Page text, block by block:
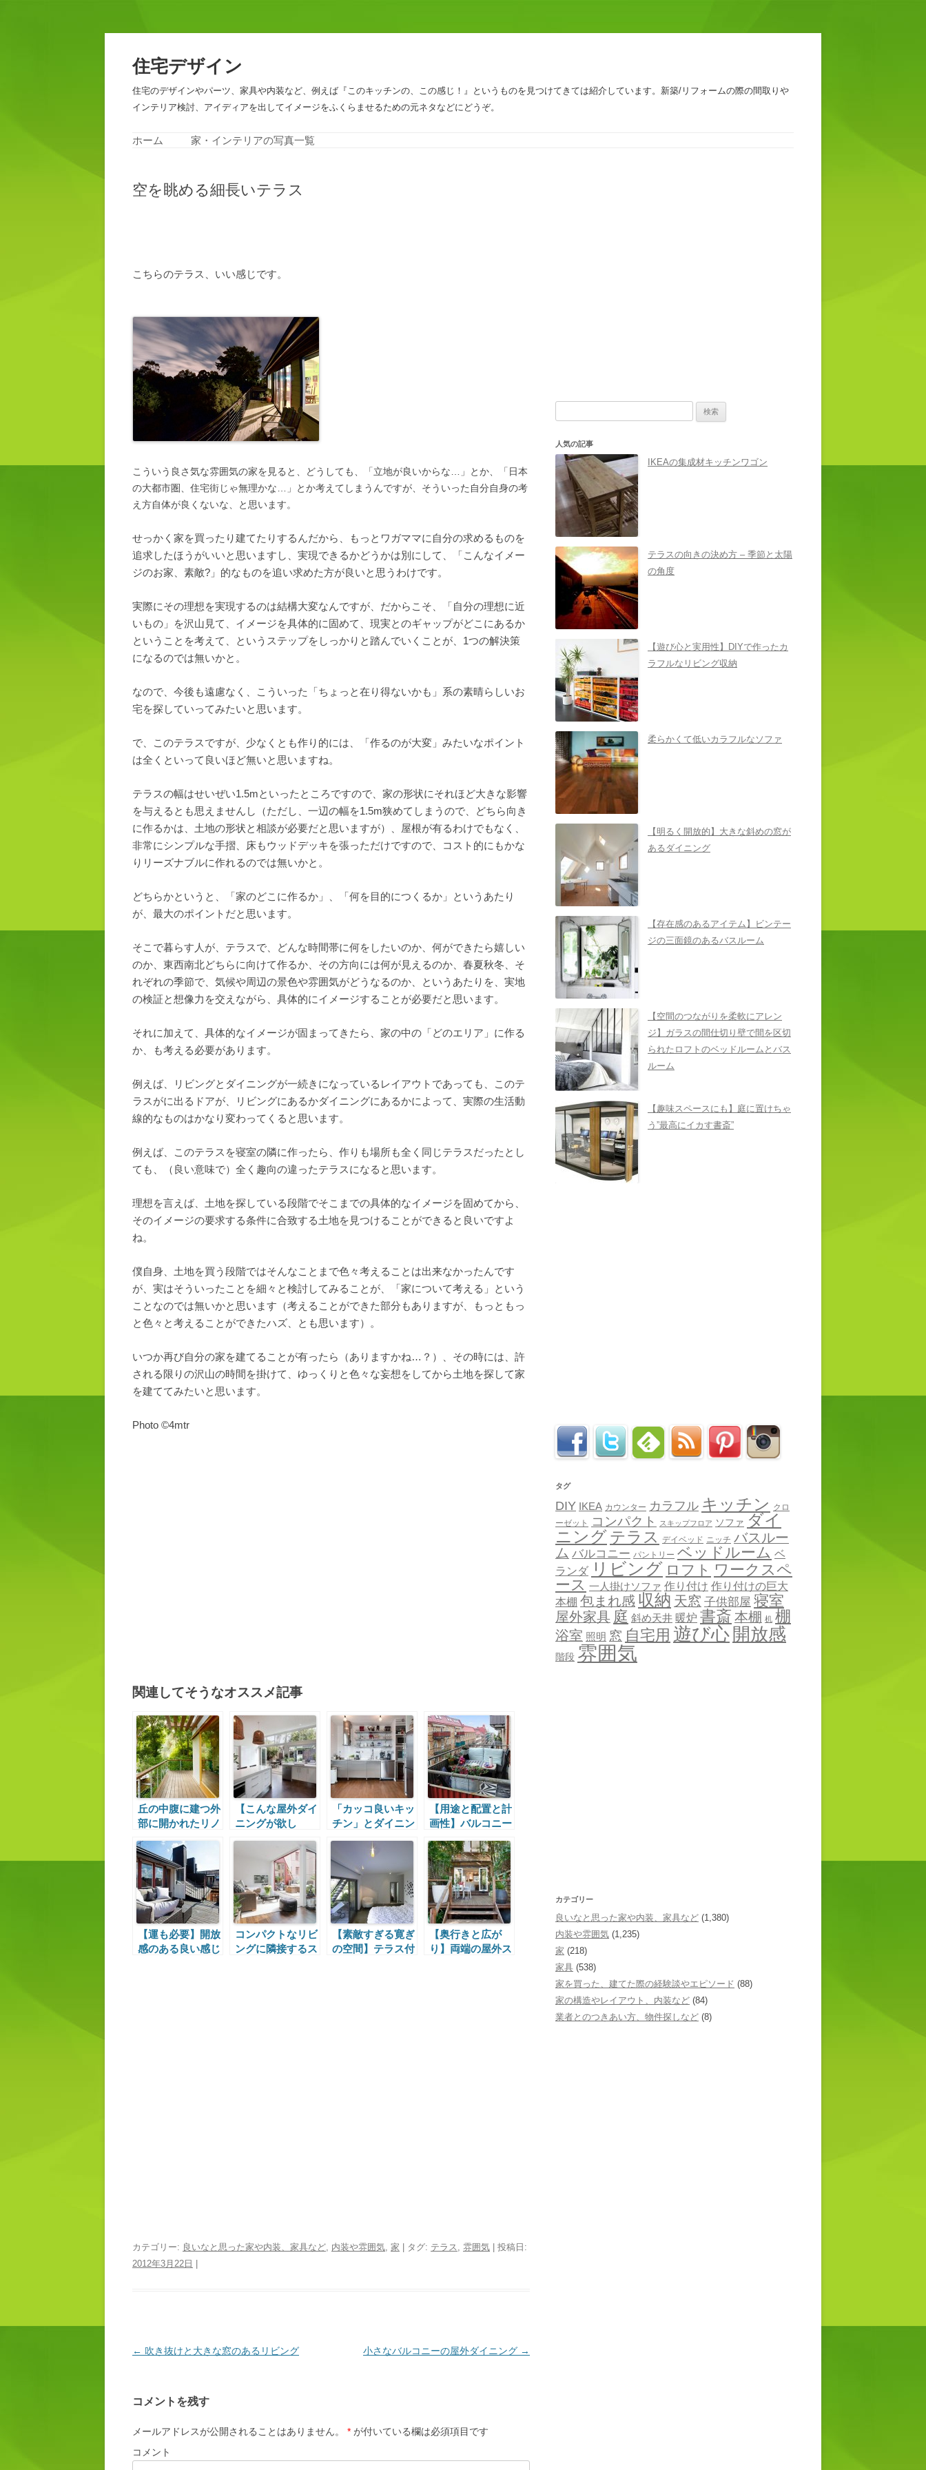
住宅デザイン
住宅のデザインやパーツ、家具や内装など、例えば『このキッチンの、この感じ！』というものを見つけてきては紹介しています。新築/リフォームの際の間取りや
インテリア検討、アイディアを出してイメージをふくらませるための元ネタなどにどうぞ。
ホーム 家・インテリアの写真一覧
空を眺める細長いテラス
こちらのテラス、いい感じです。
こういう良さ気な雰囲気の家を見ると、どうしても、「立地が良いからな…」とか、「日本
の大都市圏、住宅街じゃ無理かな…」とか考えてしまうんですが、そういった自分自身の考
え方自体が良くないな、と思います。
せっかく家を買ったり建てたりするんだから、もっとワガママに自分の求めるものを
追求したほうがいいと思いますし、実現できるかどうかは別にして、「こんなイメー
ジのお家、素敵?」的なものを追い求めた方が良いと思うわけです。
実際にその理想を実現するのは結構大変なんですが、だからこそ、「自分の理想に近
いもの」を沢山見て、イメージを具体的に固めて、現実とのギャップがどこにあるか
ということを考えて、というステップをしっかりと踏んでいくことが、1つの解決策
になるのでは無いかと。
なので、今後も遠慮なく、こういった「ちょっと在り得ないかも」系の素晴らしいお
宅を探していってみたいと思います。
で、このテラスですが、少なくとも作り的には、「作るのが大変」みたいなポイント
は全くといって良いほど無いと思いますね。
テラスの幅はせいぜい1.5mといったところですので、家の形状にそれほど大きな影響
を与えるとも思えませんし（ただし、一辺の幅を1.5m狭めてしまうので、どちら向き
に作るかは、土地の形状と相談が必要だと思いますが）、屋根が有るわけでもなく、
非常にシンプルな手摺、床もウッドデッキを張っただけですので、コスト的にもかな
りリーズナブルに作れるのでは無いかと。
どちらかというと、「家のどこに作るか」、「何を目的につくるか」というあたり
が、最大のポイントだと思います。
そこで暮らす人が、テラスで、どんな時間帯に何をしたいのか、何ができたら嬉しい
のか、東西南北どちらに向けて作るか、その方向には何が見えるのか、春夏秋冬、そ
れぞれの季節で、気候や周辺の景色や雰囲気がどうなるのか、というあたりを、実地
の検証と想像力を交えながら、具体的にイメージすることが必要だと思います。
それに加えて、具体的なイメージが固まってきたら、家の中の「どのエリア」に作る
か、も考える必要があります。
例えば、リビングとダイニングが一続きになっているレイアウトであっても、このテ
ラスがに出るドアが、リビングにあるかダイニングにあるかによって、実際の生活動
線的なものはかなり変わってくると思います。
例えば、このテラスを寝室の隣に作ったら、作りも場所も全く同じテラスだったとし
ても、（良い意味で）全く趣向の違ったテラスになると思います。
理想を言えば、土地を探している段階でそこまでの具体的なイメージを固めてから、
そのイメージの要求する条件に合致する土地を見つけることができると良いですよ
ね。
僕自身、土地を買う段階ではそんなことまで色々考えることは出来なかったんです
が、実はそういったことを細々と検討してみることが、「家について考える」という
ことなのでは無いかと思います（考えることができた部分もありますが、もっともっ
と色々と考えることができたハズ、とも思います）。
いつか再び自分の家を建てることが有ったら（ありますかね…？）、その時には、許
される限りの沢山の時間を掛けて、ゆっくりと色々な妄想をしてから土地を探して家
を建ててみたいと思います。
Photo ©4mtr
関連してそうなオススメ記事
丘の中腹に建つ外
部に開かれたリノ
【こんな屋外ダイ
ニングが欲し
ダイニングの間の
キッチン
「カッコ良いキッ
チン」とダイニン
【用途と配置と計
画性】バルコニー
【運も必要】開放
感のある良い感じ
コンパクトなリビ
ングに隣接するス
【素敵すぎる寛ぎ
の空間】テラス付
【奥行きと広が
り】両端の屋外ス
カテゴリー: 良いなと思った家や内装、家具など, 内装や雰囲気, 家 | タグ: テラス , 雰囲気 | 投稿日:
2012年3月22日
投稿ナビゲーション
← 吹き抜けと大きな窓のあるリビング 小さなバルコニーの屋外ダイニング →
コメントを残す
メールアドレスが公開されることはありません。 * が付いている欄は必須項目です
コメント
人気の記事
IKEAの集成材キッチンワゴン
テラスの向きの決め方 – 季節と太陽
の角度
【遊び心と実用性】DIYで作ったカ
ラフルなリビング収納
柔らかくて低いカラフルなソファ
【明るく開放的】大きな斜めの窓が
あるダイニング
【存在感のあるアイテム】ビンテー
ジの三面鏡のあるバスルーム
【空間のつながりを柔軟にアレン
ジ】ガラスの間仕切り壁で間を区切
られたロフトのベッドルームとバス
ルーム
【趣味スペースにも】庭に置けちゃ
う”最高にイカす書斎”
タグ
DIY IKEA カウンター カラフル キッチン クロ
ーゼット
コンパクト スキップフロア ソファ ダイ
ニングテラス デイベッド ニッチ バスルー
ム バルコニー パントリー ベッドルーム ベ
ランダ リビング ロフト ワークスペ
ース 一人掛けソファ 作り付け 作り付けの巨大
本棚 包まれ感 収納 天窓 子供部屋 寝室
屋外家具 庭 斜め天井 暖炉 書斎 本棚 机 棚
浴室 照明 窓 自宅用 遊び心 開放感
階段 雰囲気
カテゴリー
良いなと思った家や内装、家具など (1,380)
内装や雰囲気 (1,235)
家 (218)
家具 (538)
家を買った、建てた際の経験談やエピソード (88)
家の構造やレイアウト、内装など (84)
業者とのつきあい方、物件探しなど (8)